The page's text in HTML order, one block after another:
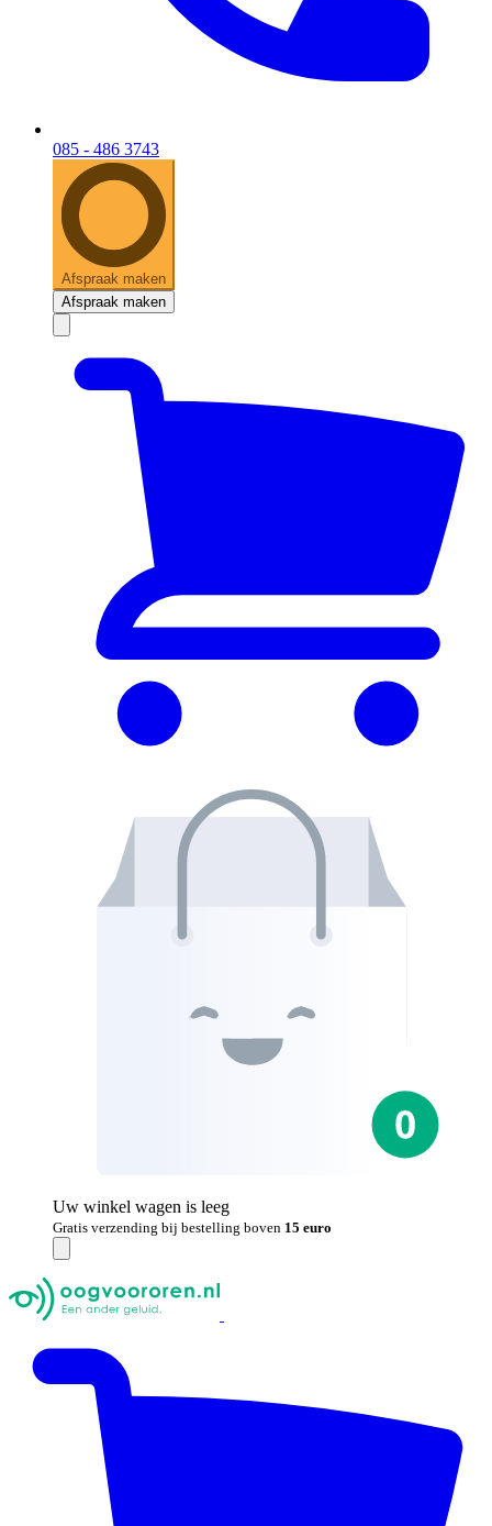
085 - 486 3743
Afspraak maken
Afspraak maken
Uw winkel wagen is leeg
Gratis verzending bij bestelling boven 15 euro